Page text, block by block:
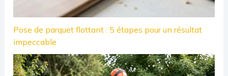
Pose de parquet flottant : 5 étapes pour un résultat
impeccable